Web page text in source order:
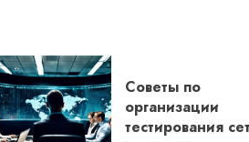
Советы по
организации
тестирования